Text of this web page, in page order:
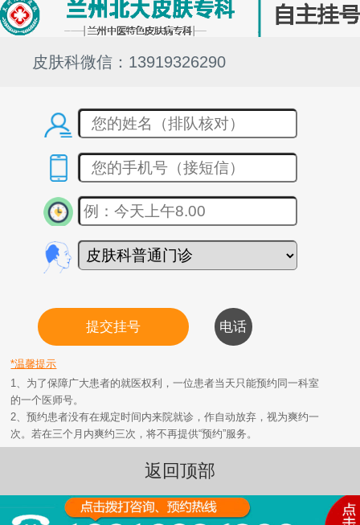
皮肤科微信：13919326290
*温馨提示
1、为了保障广大患者的就医权利，一位患者当天只能预约同一科室
的一个医师号。
2、预约患者没有在规定时间内来院就诊，作自动放弃，视为爽约一
次。若在三个月内爽约三次，将不再提供“预约”服务。
返回顶部